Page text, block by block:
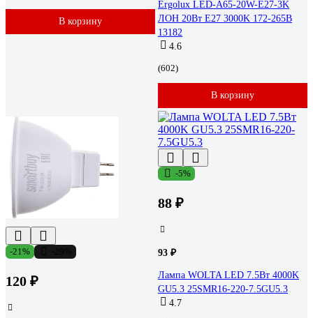
В корзину
Ergolux LED-A65-20W-E27-3K
ЛОН 20Вт E27 3000K 172-265В
13182
4.6
(602)
В корзину
-21%
120 ₽
-5%
88 ₽
93 ₽
Лампа WOLTA LED 7.5Вт 4000K
GU5.3 25SMR16-220-7.5GU5.3
4.7